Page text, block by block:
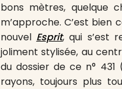
bons mètres, quelque
m’approche. C’est bien
nouvel Esprit, qui s’est
joliment stylisée, au
du dossier de ce n°
rayons, toujours plus